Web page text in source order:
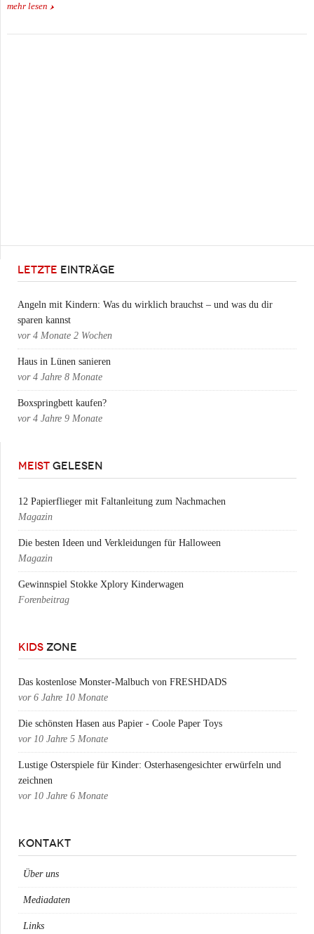
mehr lesen
LETZTE EINTRÄGE
Angeln mit Kindern: Was du wirklich brauchst – und was du dir
sparen kannst
vor 4 Monate 2 Wochen
Haus in Lünen sanieren
vor 4 Jahre 8 Monate
Boxspringbett kaufen?
vor 4 Jahre 9 Monate
MEIST GELESEN
12 Papierflieger mit Faltanleitung zum Nachmachen
Magazin
Die besten Ideen und Verkleidungen für Halloween
Magazin
Gewinnspiel Stokke Xplory Kinderwagen
Forenbeitrag
KIDS ZONE
Das kostenlose Monster-Malbuch von FRESHDADS
vor 6 Jahre 10 Monate
Die schönsten Hasen aus Papier - Coole Paper Toys
vor 10 Jahre 5 Monate
Lustige Osterspiele für Kinder: Osterhasengesichter erwürfeln und
zeichnen
vor 10 Jahre 6 Monate
KONTAKT
Über uns
Mediadaten
Links